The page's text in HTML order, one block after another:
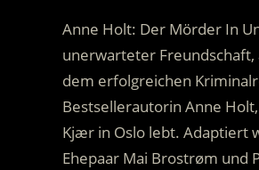
Anne Holt: Der Mörder In
unerwarteter Freundschaft,
dem erfolgreichen
Bestsellerautorin Anne
Kjær in Oslo lebt. Adaptiert
Ehepaar Mai Brostrøm und